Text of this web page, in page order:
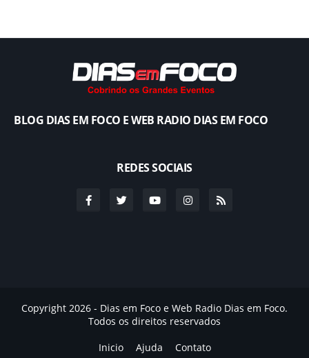
BLOG DIAS EM FOCO E WEB RADIO DIAS EM FOCO
REDES SOCIAIS
Copyright 2026 - Dias em Foco e Web Radio Dias em Foco.
Todos os direitos reservados
Inicio
Ajuda Contato